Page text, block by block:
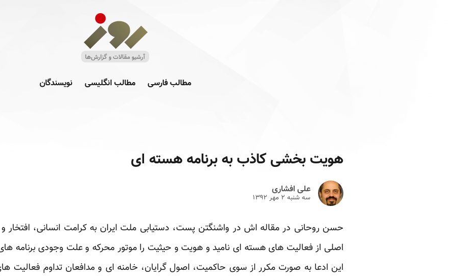
مطالب فارسی مطالب انگلیسی نویسندگان
هویت بخشی کاذب به برنامه هسته ای
علی افشاری
سه شنبه ۲ مهر ۱۳۹۲
حسن روحانی در مقاله اش در واشنگتن پست، دستیابی ملت ایران به کرامت انسانی، افتخار
اصلی از فعالیت های هسته ای نامید و هویت و حیثیت را موتور محرکه و علت وجودی برنامه
این ادعا به صورت مکرر از سوی حاکمیت، اصول گرایان، خامنه ای و مدافعان تداوم فعالیت